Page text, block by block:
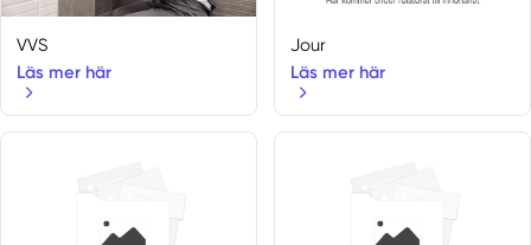
VVS
Läs mer här
Jour
Läs mer här